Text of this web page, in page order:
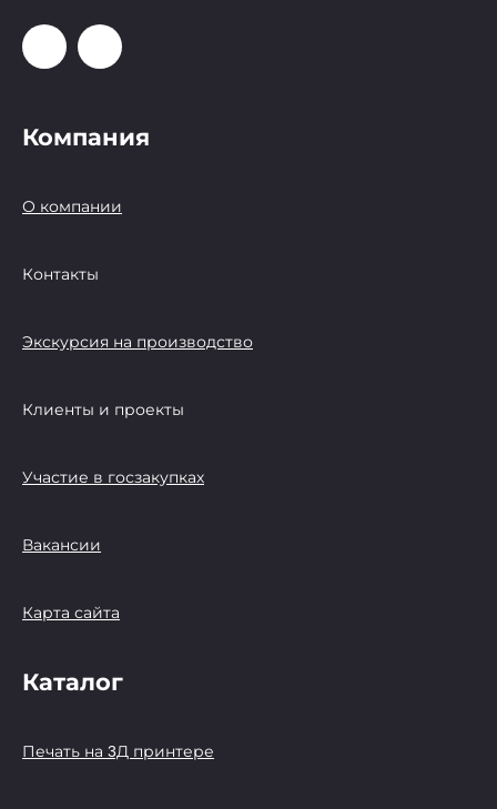
Компания
О компании
Контакты
Экскурсия на производство
Клиенты и проекты
Участие в госзакупках
Вакансии
Карта сайта
Каталог
Печать на 3Д принтере